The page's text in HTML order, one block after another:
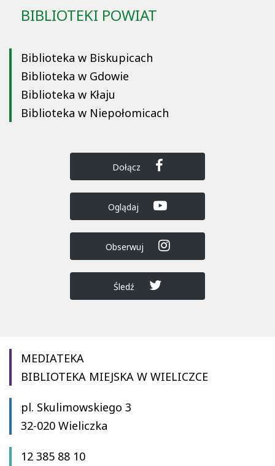
BIBLIOTEKI POWIAT
Biblioteka w Biskupicach
Biblioteka w Gdowie
Biblioteka w Kłaju
Biblioteka w Niepołomicach
Dołącz
Oglądaj
Obserwuj
Śledź
MEDIATEKA
BIBLIOTEKA MIEJSKA W WIELICZCE
pl. Skulimowskiego 3
32-020 Wieliczka
12 385 88 10